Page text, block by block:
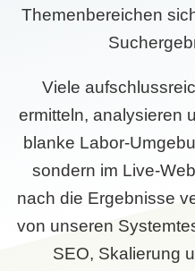
Themenbereichen
Viele
ermitteln, analysieren
blanke Labor-
sondern im Live-
nach die Ergebnisse
von unseren
SEO, Skalierung